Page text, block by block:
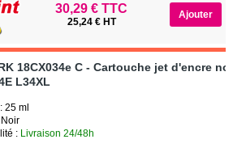
30,29 € TTC
25,24 € HT
18CX034e C - Cartouche jet d'encre
L34XL
25 ml
: Livraison 24/48h